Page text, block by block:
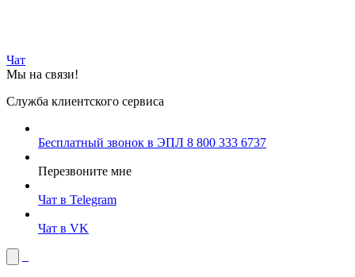
Чат
Мы на связи!
Служба клиентского сервиса
Бесплатный звонок в ЭПЛ 8 800 333 6737
Перезвоните мне
Чат в Telegram
Чат в VK